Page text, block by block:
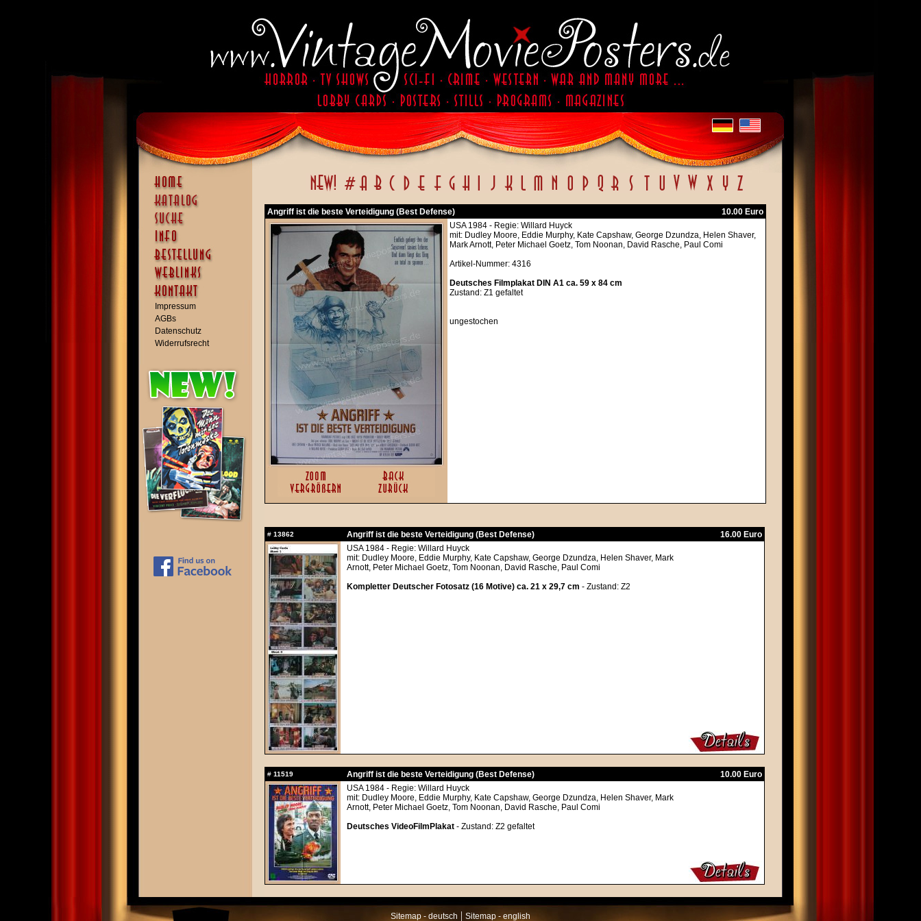
Impressum
AGBs
Datenschutz
Widerrufsrecht
Angriff ist die beste Verteidigung (Best Defense)
10.00 Euro
USA 1984 - Regie: Willard Huyck
mit: Dudley Moore, Eddie Murphy, Kate Capshaw, George Dzundza, Helen Shaver,
Mark Arnott, Peter Michael Goetz, Tom Noonan, David Rasche, Paul Comi
Artikel-Nummer: 4316
Deutsches Filmplakat DIN A1 ca. 59 x 84 cm
Zustand: Z1 gefaltet
ungestochen
# 13862 Angriff ist die beste Verteidigung (Best Defense)
16.00 Euro
USA 1984 - Regie: Willard Huyck
mit: Dudley Moore, Eddie Murphy, Kate Capshaw, George Dzundza, Helen Shaver, Mark
Arnott, Peter Michael Goetz, Tom Noonan, David Rasche, Paul Comi
Kompletter Deutscher Fotosatz (16 Motive) ca. 21 x 29,7 cm - Zustand: Z2
# 11519 Angriff ist die beste Verteidigung (Best Defense)
10.00 Euro
USA 1984 - Regie: Willard Huyck
mit: Dudley Moore, Eddie Murphy, Kate Capshaw, George Dzundza, Helen Shaver, Mark
Arnott, Peter Michael Goetz, Tom Noonan, David Rasche, Paul Comi
Deutsches VideoFilmPlakat - Zustand: Z2 gefaltet
Sitemap - deutsch | Sitemap - english